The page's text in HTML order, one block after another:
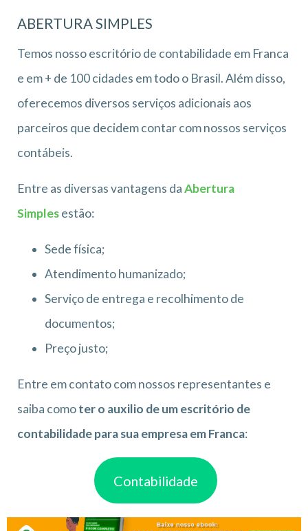
ABERTURA SIMPLES
Temos nosso escritório de contabilidade em Franca
e em + de 100 cidades em todo o Brasil. Além disso,
oferecemos diversos serviços adicionais aos
parceiros que decidem contar com nossos serviços
contábeis.
Entre as diversas vantagens daAbertura
Simplesestão:
Sede física;
Atendimento humanizado;
Serviço de entrega e recolhimento de
documentos;
Preço justo;
Entre em contato com nossos representantes e
saiba comoter o auxilio de um escritório de
contabilidade para sua empresa em Franca:
Contabilidade